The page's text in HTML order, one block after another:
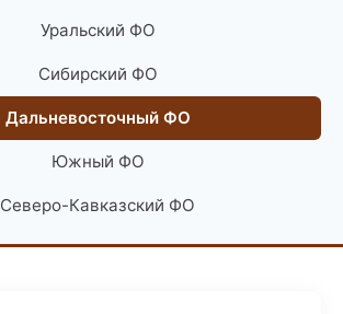
Уральский ФО
Сибирский ФО
Дальневосточный ФО
Южный ФО
Северо-Кавказский ФО